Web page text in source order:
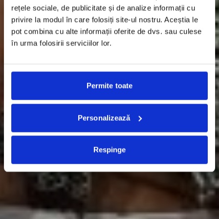
rețele sociale, de publicitate și de analize informații cu
privire la modul în care folosiți site-ul nostru. Aceștia le
pot combina cu alte informații oferite de dvs. sau culese
în urma folosirii serviciilor lor.
Permite toate
Personalizează
Respinge